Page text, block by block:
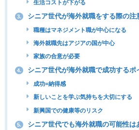
生活コストが下がる
3. シニア世代が海外就職をする際の注
職種はマネジメント職が中心になる
海外就職先はアジアの国が中心
家族の合意が必要
4. シニア世代が海外就職で成功するポ
成功=納得感
新しいことを学ぶ気持ちを大切にする
新興国での健康等のリスク
5. シニア世代でも海外就職の可能性は